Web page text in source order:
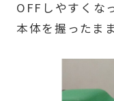
OFFしやすくな
本体を握ったま